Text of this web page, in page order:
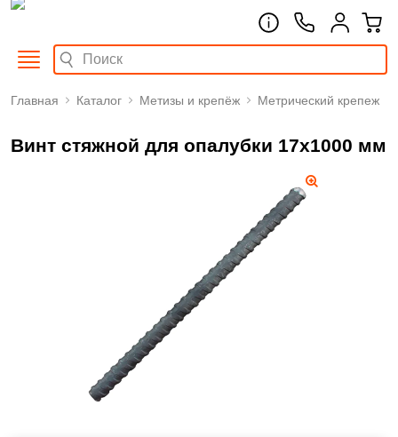
Главная Каталог Метизы и крепёж Метрический крепеж
Винт стяжной для опалубки 17х1000 мм